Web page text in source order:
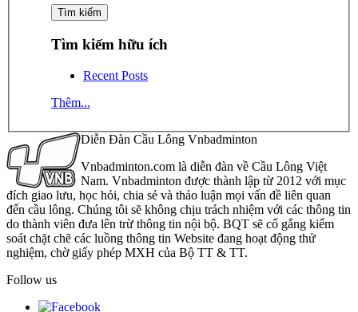
Tìm kiếm hữu ích
Recent Posts
Thêm...
Diễn Đàn Cầu Lông Vnbadminton
Vnbadminton.com là diễn đàn về Cầu Lông Việt
Nam. Vnbadminton được thành lập từ 2012 với mục
đích giao lưu, học hỏi, chia sẻ và thảo luận mọi vấn đề liên quan
đến cầu lông. Chúng tôi sẽ không chịu trách nhiệm với các thông tin
do thành viên đưa lên trừ thông tin nội bộ. BQT sẽ cố gắng kiểm
soát chặt chẽ các luồng thông tin Website đang hoạt động thử
nghiệm, chờ giấy phép MXH của Bộ TT & TT.
Follow us